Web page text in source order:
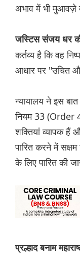
अभाव में भी मुआवज़े
जस्टिस संजय धर
कर्तव्य है कि वह
आधार पर "उचित
न्यायालय ने इस
नियम 33 (Order
शक्तियां व्यापक हैं
पारित करने में सक्षम
के लिए पारित की
प्रल्हाद बनाम